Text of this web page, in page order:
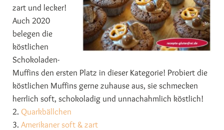
zart und lecker!
Auch 2020
belegen die
köstlichen
Schokoladen-
Muffins den ersten Platz in dieser Kategorie! Probiert die
köstlichen Muffins gerne zuhause aus, sie schmecken
herrlich soft, schokoladig und unnachahmlich köstlich!
2. Quarkbällchen
3. Amerikaner soft & zart